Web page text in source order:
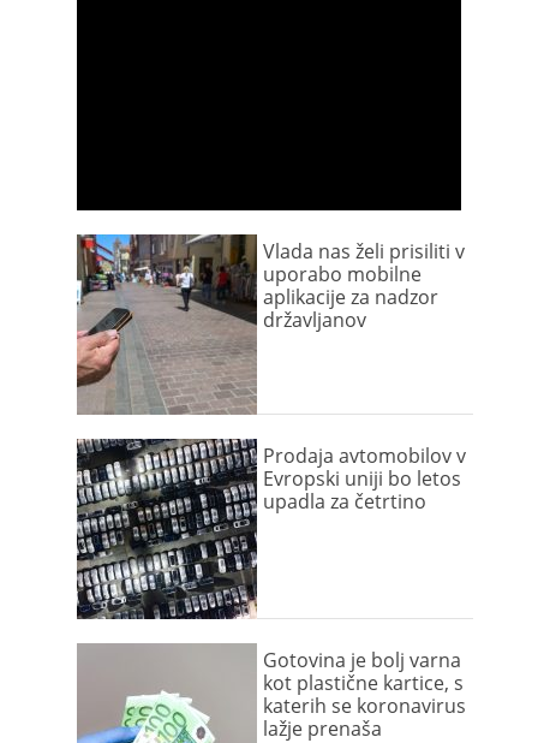
Vlada nas želi prisiliti v
uporabo mobilne
aplikacije za nadzor
državljanov
Prodaja avtomobilov v
Evropski uniji bo letos
upadla za četrtino
Gotovina je bolj varna
kot plastične kartice, s
katerih se koronavirus
lažje prenaša